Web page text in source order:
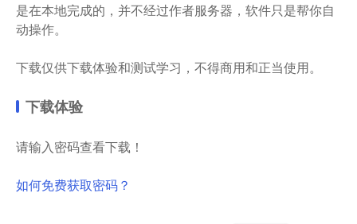
是在本地完成的，并不经过作者服务器，软件只是帮你自
动操作。
下载仅供下载体验和测试学习，不得商用和正当使用。
下载体验
请输入密码查看下载！
如何免费获取密码？